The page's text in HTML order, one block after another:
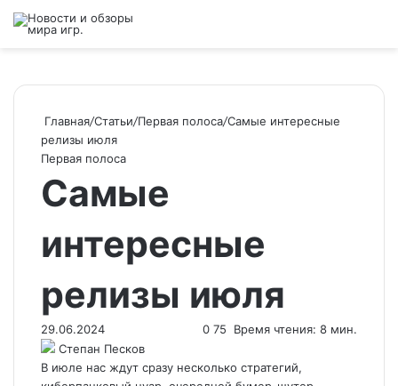
Главная/Статьи/Первая полоса/Самые интересные
релизы июля
Первая полоса
Самые
интересные
релизы июля
29.06.2024 0 75
Время чтения: 8 мин.
Степан Песков
В июле нас ждут сразу несколько стратегий,